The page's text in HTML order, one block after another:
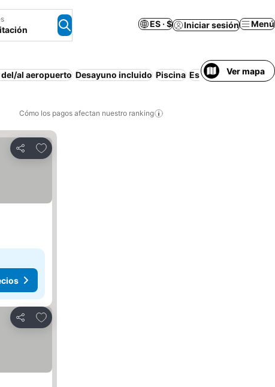
ES · $ Iniciar sesión Menú
al aeropuerto Desayuno incluido Piscina Estacionamiento
Ver mapa
Cómo los pagos afectan nuestro ranking
Compartir
Agregar a favoritos
Compartir
Agregar a favoritos